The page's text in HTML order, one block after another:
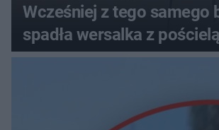
Wcześniej z tego samego
spadła wersalka z pościelą